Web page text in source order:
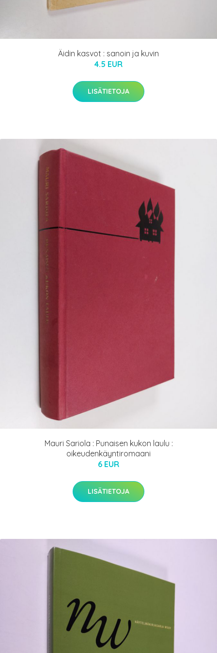
Äidin kasvot : sanoin ja kuvin
4.5 EUR
LISÄTIETOJA
Mauri Sariola : Punaisen kukon laulu :
oikeudenkäyntiromaani
6 EUR
LISÄTIETOJA